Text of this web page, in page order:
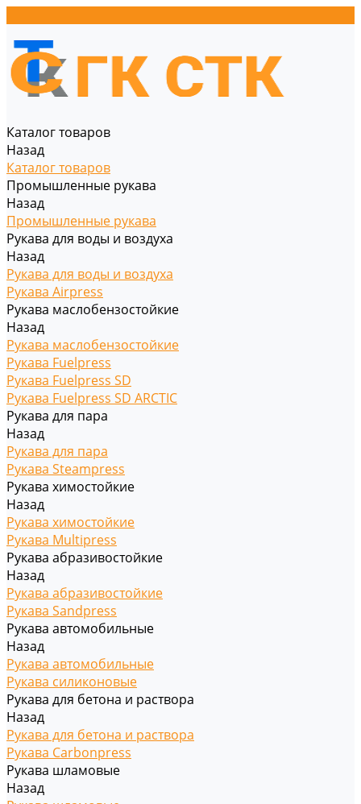
Каталог товаров
Назад
Каталог товаров
Промышленные рукава
Назад
Промышленные рукава
Рукава для воды и воздуха
Назад
Рукава для воды и воздуха
Рукава Airpress
Рукава маслобензостойкие
Назад
Рукава маслобензостойкие
Рукава Fuelpress
Рукава Fuelpress SD
Рукава Fuelpress SD ARCTIC
Рукава для пара
Назад
Рукава для пара
Рукава Steampress
Рукава химостойкие
Назад
Рукава химостойкие
Рукава Multipress
Рукава абразивостойкие
Назад
Рукава абразивостойкие
Рукава Sandpress
Рукава автомобильные
Назад
Рукава автомобильные
Рукава силиконовые
Рукава для бетона и раствора
Назад
Рукава для бетона и раствора
Рукава Carbonpress
Рукава шламовые
Назад